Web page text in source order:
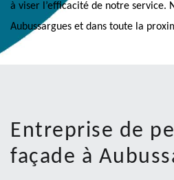
à viser l’efficacité de notre service.
Aubussargues et dans toute la
Entreprise de
façade à